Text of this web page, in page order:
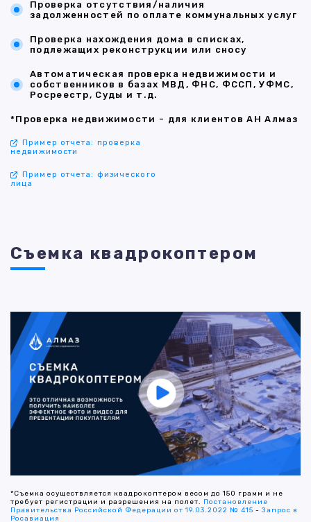
Проверка отсутствия/наличия
задолженностей по оплате коммунальных услуг
Проверка нахождения дома в списках,
подлежащих реконструкции или сносу
Автоматическая проверка недвижимости и
собственников в базах МВД, ФНС, ФССП, УФМС,
Росреестр, Суды и т.д.
*Проверка недвижимости - для клиентов АН Алмаз
Пример отчета: проверка
недвижимости
Пример отчета: физического
лица
Съемка квадрокоптером
*Съемка осуществляется квадрокоптером весом до 150 грамм и не
требует регистрации и разрешения на полет. Постановление
Правительства Российской Федерации от 19.03.2022 № 415 -Запрос в
Росавиация